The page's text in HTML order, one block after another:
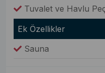
Tuvalet ve Havlu
Ek Özellikler
Sauna